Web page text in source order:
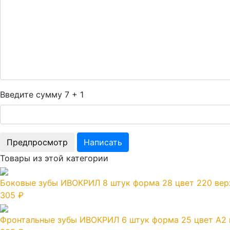
Введите сумму 7 + 1
Товары из этой категории
Боковые зубы ИВОКРИЛ 8 штук форма 28 цвет 220
305 ₽
Фронтальные зубы ИВОКРИЛ 6 штук форма 25 цвет А2